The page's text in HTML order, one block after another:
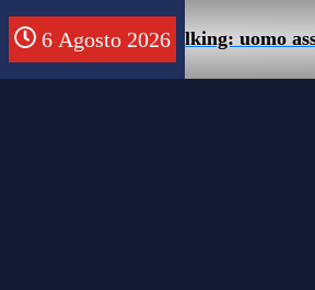
6 Agosto 2026
di stalking: uomo assolto.